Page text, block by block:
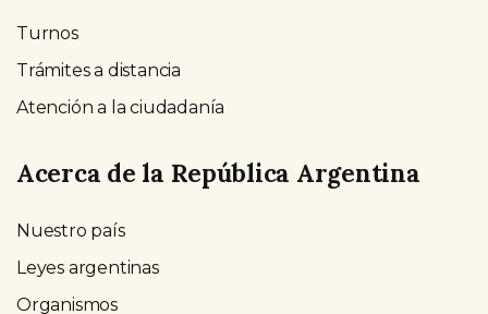
Turnos
Trámites a distancia
Atención a la ciudadanía
Acerca de la República Argentina
Nuestro país
Leyes argentinas
Organismos